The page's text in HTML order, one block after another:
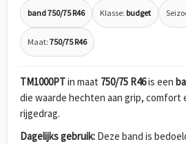
band 750/75 R46 Klasse: budget
Maat: 750/75 R46
TM1000PTin maat 750/75 R46is een
die waarde hechten aan grip, comfort
rijgedrag.
Dagelijks gebruik: Deze band is